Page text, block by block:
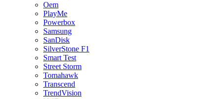
Oem
PlayMe
Powerbox
Samsung
SanDisk
SilverStone F1
Smart Test
Street Storm
Tomahawk
Transcend
TrendVision